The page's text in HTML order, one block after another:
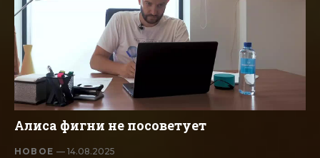
Алиса фигни не посоветует
НОВОЕ— 14.08.2025